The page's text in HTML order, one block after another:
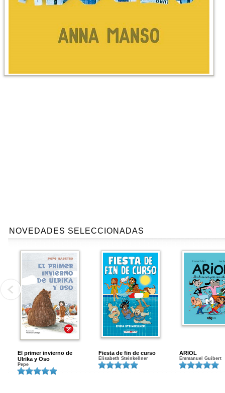
NOVEDADES SELECCIONADAS
El primer invierno de
Ulrika y Oso
Pepe
Fiesta de fin de curso
Elisabeth Steinkellner
ARIOL
Emmanuel Guibert